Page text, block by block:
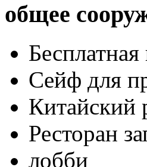
общее
Бесплатная
Сейф для
Китайский
Ресторан
лобби